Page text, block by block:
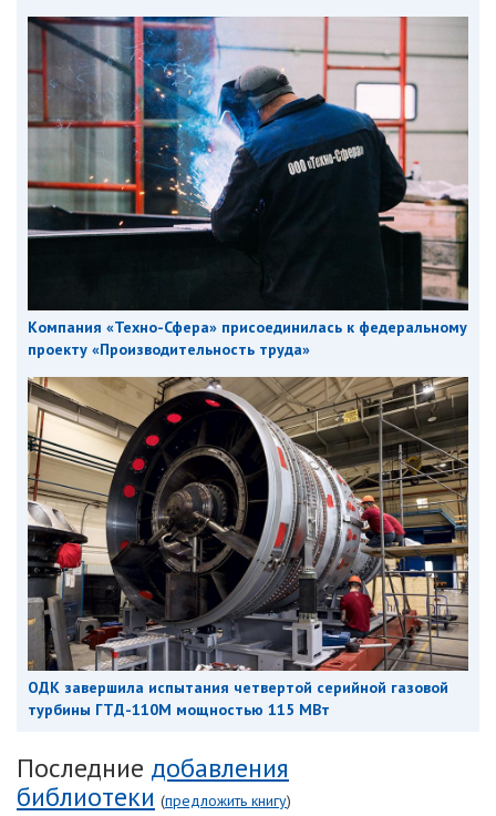
Компания «Техно-Сфера» присоединилась к федеральному
проекту «Производительность труда»
ОДК завершила испытания четвертой серийной газовой
турбины ГТД-110М мощностью 115 МВт
Последние добавления
библиотеки (предложить книгу)